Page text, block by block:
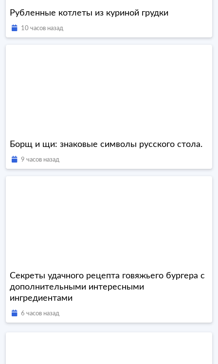
Рубленные котлеты из куриной грудки
10 часов назад
Борщ и щи: знаковые символы русского стола.
9 часов назад
Секреты удачного рецепта говяжьего бургера с
дополнительными интересными
ингредиентами
6 часов назад